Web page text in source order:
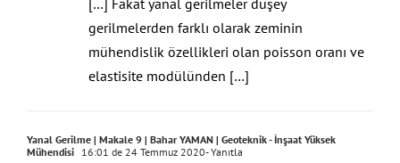
gerilmelerden farklı olarak zeminin
mühendislik özellikleri olan poisson oranı ve
elastisite modülünden […]
Mühendisi
16:01 de 24 Temmuz 2020- Yanıtla